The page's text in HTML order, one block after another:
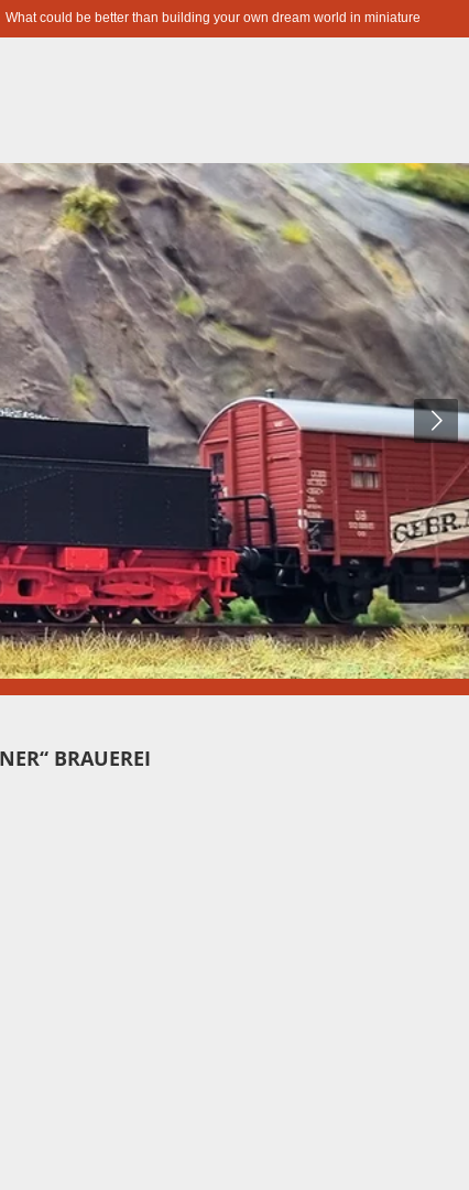
What could be better than building your own dream world in miniature
BRAUEREI